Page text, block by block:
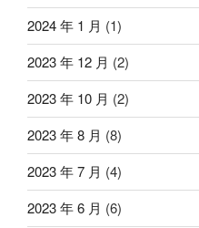
2024 年 1 月 (1)
2023 年 12 月 (2)
2023 年 10 月 (2)
2023 年 8 月 (8)
2023 年 7 月 (4)
2023 年 6 月 (6)